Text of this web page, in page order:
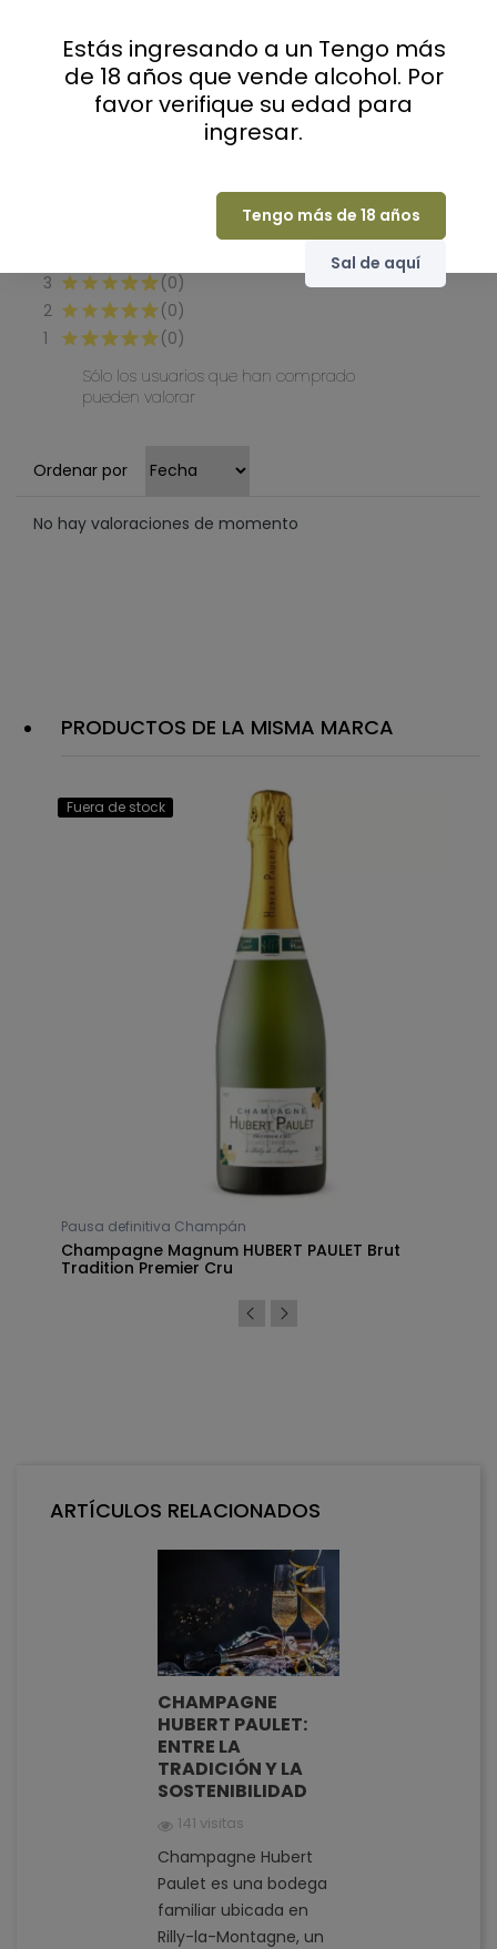
PRODUCTOS DE LA MISMA MARCA
Fuera de stock
Pausa definitiva Champán
Champagne Magnum HUBERT PAULET Brut
Tradition Premier Cru
ARTÍCULOS RELACIONADOS
CHAMPAGNE
HUBERT PAULET:
ENTRE LA
TRADICIÓN Y LA
SOSTENIBILIDAD
141 visitas
Champagne Hubert
Paulet es una bodega
familiar ubicada en
Rilly-la-Montagne, un
0
3
(0)
2
(0)
1
(0)
Sólo los usuarios que han comprado
pueden valorar
Ordenar por
No hay valoraciones de momento
Estás ingresando a un Tengo más
de 18 años que vende alcohol. Por
favor verifique su edad para
ingresar.
Tengo más de 18 años
Sal de aquí